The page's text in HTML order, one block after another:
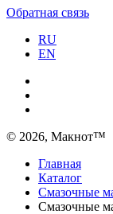
Обратная связь
RU
EN
© 2026, Макнот™
Главная
Каталог
Смазочные
Смазочные